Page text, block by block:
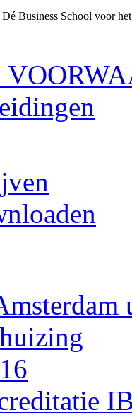
Dé Business School voor